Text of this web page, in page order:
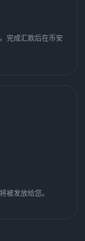
完成汇款后在币安
被发放给您。